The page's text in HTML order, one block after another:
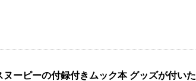
ヌーピーの付録付きムック本 グッズが付いた